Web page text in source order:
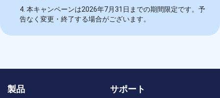
4. 本キャンペーンは2026年7月31日までの期間限定です。予
告なく変更・終了する場合がございます。
製品 サポート